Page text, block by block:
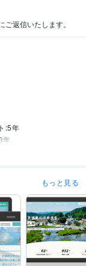
返信いたします。
:5年
年
ワードプレス制作
成
企業サイト作成
もっと見る